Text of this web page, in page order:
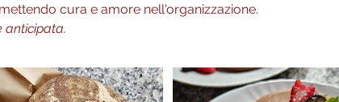
cura e amore nell'organizzazione.
anticipata.